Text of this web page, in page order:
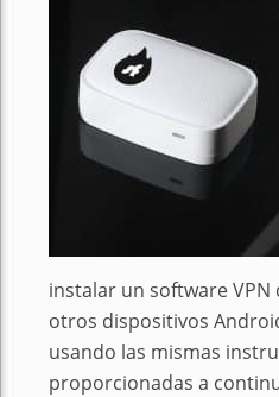
instalar un software VPN
otros dispositivos
usando las mismas
proporcionadas a